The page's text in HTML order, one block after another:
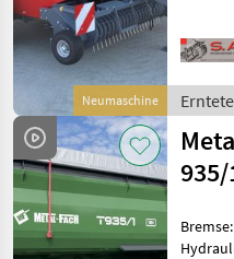
Neumaschine
Metal-